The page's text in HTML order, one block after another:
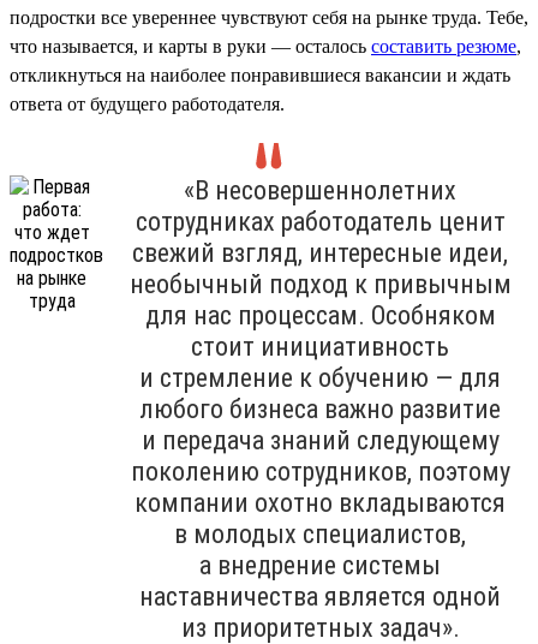
подростки все увереннее чувствуют себя на рынке труда. Тебе,
что называется, и карты в руки — осталось составить резюме,
откликнуться на наиболее понравившиеся вакансии и ждать
ответа от будущего работодателя.
«В несовершеннолетних
сотрудниках работодатель ценит
свежий взгляд, интересные идеи,
необычный подход к привычным
для нас процессам. Особняком
стоит инициативность
и стремление к обучению — для
любого бизнеса важно развитие
и передача знаний следующему
поколению сотрудников, поэтому
компании охотно вкладываются
в молодых специалистов,
а внедрение системы
наставничества является одной
из приоритетных задач».